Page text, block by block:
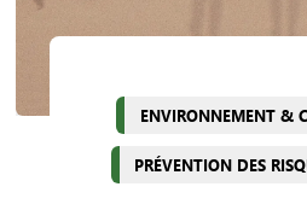
ENVIRONNEMENT &
PRÉVENTION DES